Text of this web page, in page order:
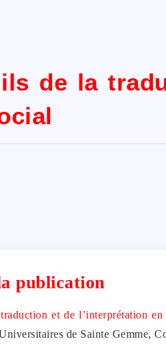
de la
publication
et de l’interprétation
de Sainte Gemme,